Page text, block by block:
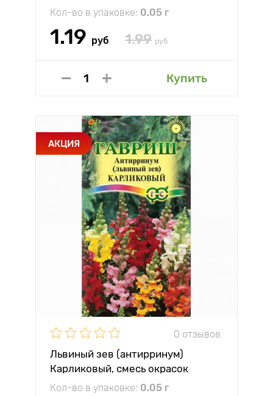
Кол-во в упаковке: 0.05 г
1.19 руб 1.99 руб
Купить
АКЦИЯ
0 отзывов
Львиный зев (антирринум)
Карликовый, смесь окрасок
Гавриш
Кол-во в упаковке: 0.05 г